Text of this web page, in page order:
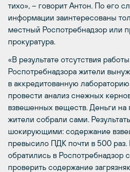
тихо», – говорит Антон. По его
информации заинтересованы
местный Роспотребнадзор или
прокуратура.
«В результате отсутствия
Роспотребнадзора жители
в аккредитованную
провести анализ снежных
взвешенных веществ. Деньги на
жители собрали сами.
шокирующими: содержание
превысило ПДК почти в 500 раз.
обратились в Роспотребнадзор
проверить содержание